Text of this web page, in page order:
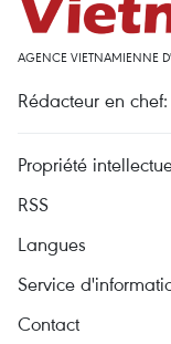
AGENCE VIETNAMIENNE
Rédacteur en
Propriété
RSS
Langues
Service
Contact